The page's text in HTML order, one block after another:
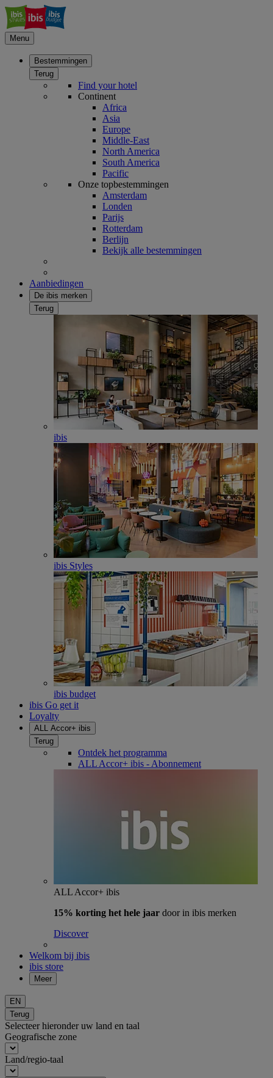
Menu
Bestemmingen
Terug
Find your hotel
Continent
Africa
Asia
Europe
Middle-East
North America
South America
Pacific
Onze topbestemmingen
Amsterdam
Londen
Parijs
Rotterdam
Berlijn
Bekijk alle bestemmingen
Aanbiedingen
De ibis merken
Terug
ibis
ibis Styles
ibis budget
ibis Go get it
Loyalty
ALL Accor+ ibis
Terug
Ontdek het programma
ALL Accor+ ibis - Abonnement
ALL Accor+ ibis
15% korting het hele jaar door in ibis merken
Discover
Welkom bij ibis
ibis store
Meer
EN
Terug
Selecteer hieronder uw land en taal
Geografische zone
Land/regio-taal